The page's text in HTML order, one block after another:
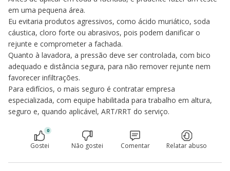
em uma pequena área.
Eu evitaria produtos agressivos, como ácido muriático, soda
cáustica, cloro forte ou abrasivos, pois podem danificar o
rejunte e comprometer a fachada.
Quanto à lavadora, a pressão deve ser controlada, com bico
adequado e distância segura, para não remover rejunte nem
favorecer infiltrações.
Para edifícios, o mais seguro é contratar empresa
especializada, com equipe habilitada para trabalho em altura,
seguro e, quando aplicável, ART/RRT do serviço.
0
Gostei Não gostei Comentar Relatar abuso